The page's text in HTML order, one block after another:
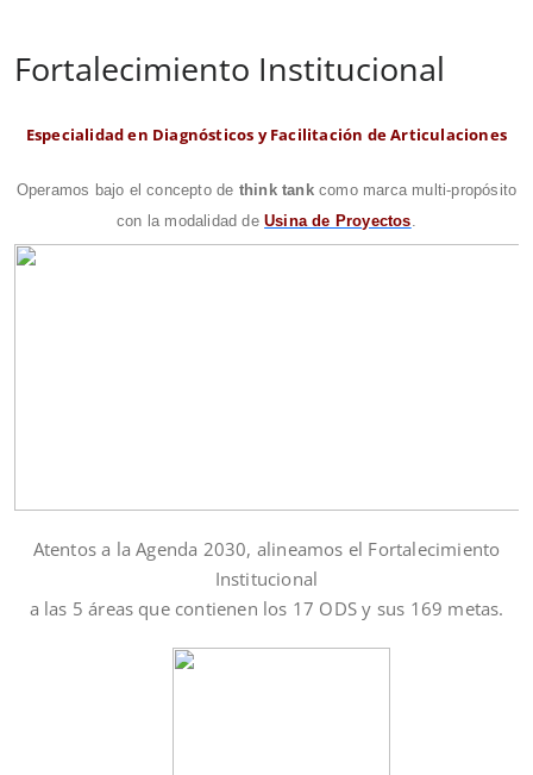
Fortalecimiento Institucional
Especialidad en Diagnósticos y Facilitación de Articulaciones
Operamos bajo el concepto de think tankcomo marca multi-propósito
con la modalidad de Usina de Proyectos
Atentos a la Agenda 2030, alineamos el Fortalecimiento
Institucional
a las 5 áreas que contienen los 17 ODS y sus 169 metas.